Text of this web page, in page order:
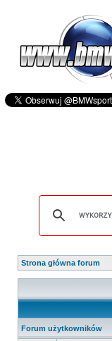
Strona główna forum
Forum użytkowników